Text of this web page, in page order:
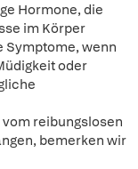
Hormone, die
im Körper
Symptome, wenn
oder
reibungslosen
bemerken wir